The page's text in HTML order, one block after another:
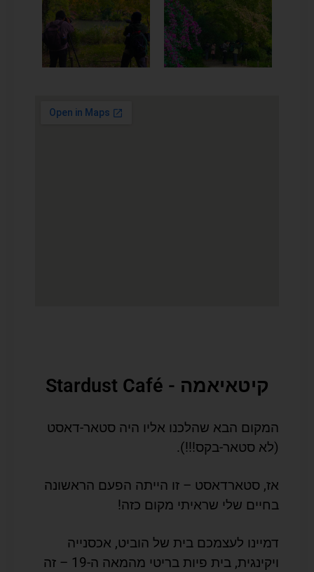
קיטאיאמה - Stardust Café
המקום הבא שהלכנו אליו היה סטאר-דאסט
(לא סטאר-בקס!!!).
אז, סטארדאסט – זו הייתה הפעם הראשונה
בחיים שלי שראיתי מקום כזה!
דמיינו לעצמכם בית של הוביט, אכסנייה
ויקינגית, בית פיות בריטי מהמאה ה-19 – זה